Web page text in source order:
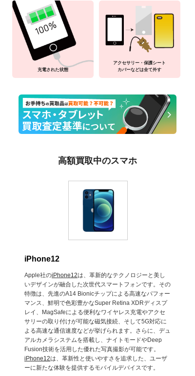
充電された状態
アクセサリー・保護シート
カバーなどは全て外す
高額買取中のスマホ
iPhone12
Apple社のiPhone12は、革新的なテクノロジーと美し
いデザインが融合した次世代スマートフォンです。その
特徴は、先進のA14 Bionicチップによる高速なパフォー
マンス、鮮明で色彩豊かなSuper Retina XDRディスプ
レイ、MagSafeによる便利なワイヤレス充電やアクセ
サリーの取り付けが可能な磁気接続、そして5G対応に
よる高速な通信速度などが挙げられます。さらに、デュ
アルカメラシステムを搭載し、ナイトモードやDeep
Fusion技術を活用した優れた写真撮影が可能です。
iPhone12は、革新性と使いやすさを追求した、ユーザ
ーに新たな体験を提供するモバイルデバイスです。